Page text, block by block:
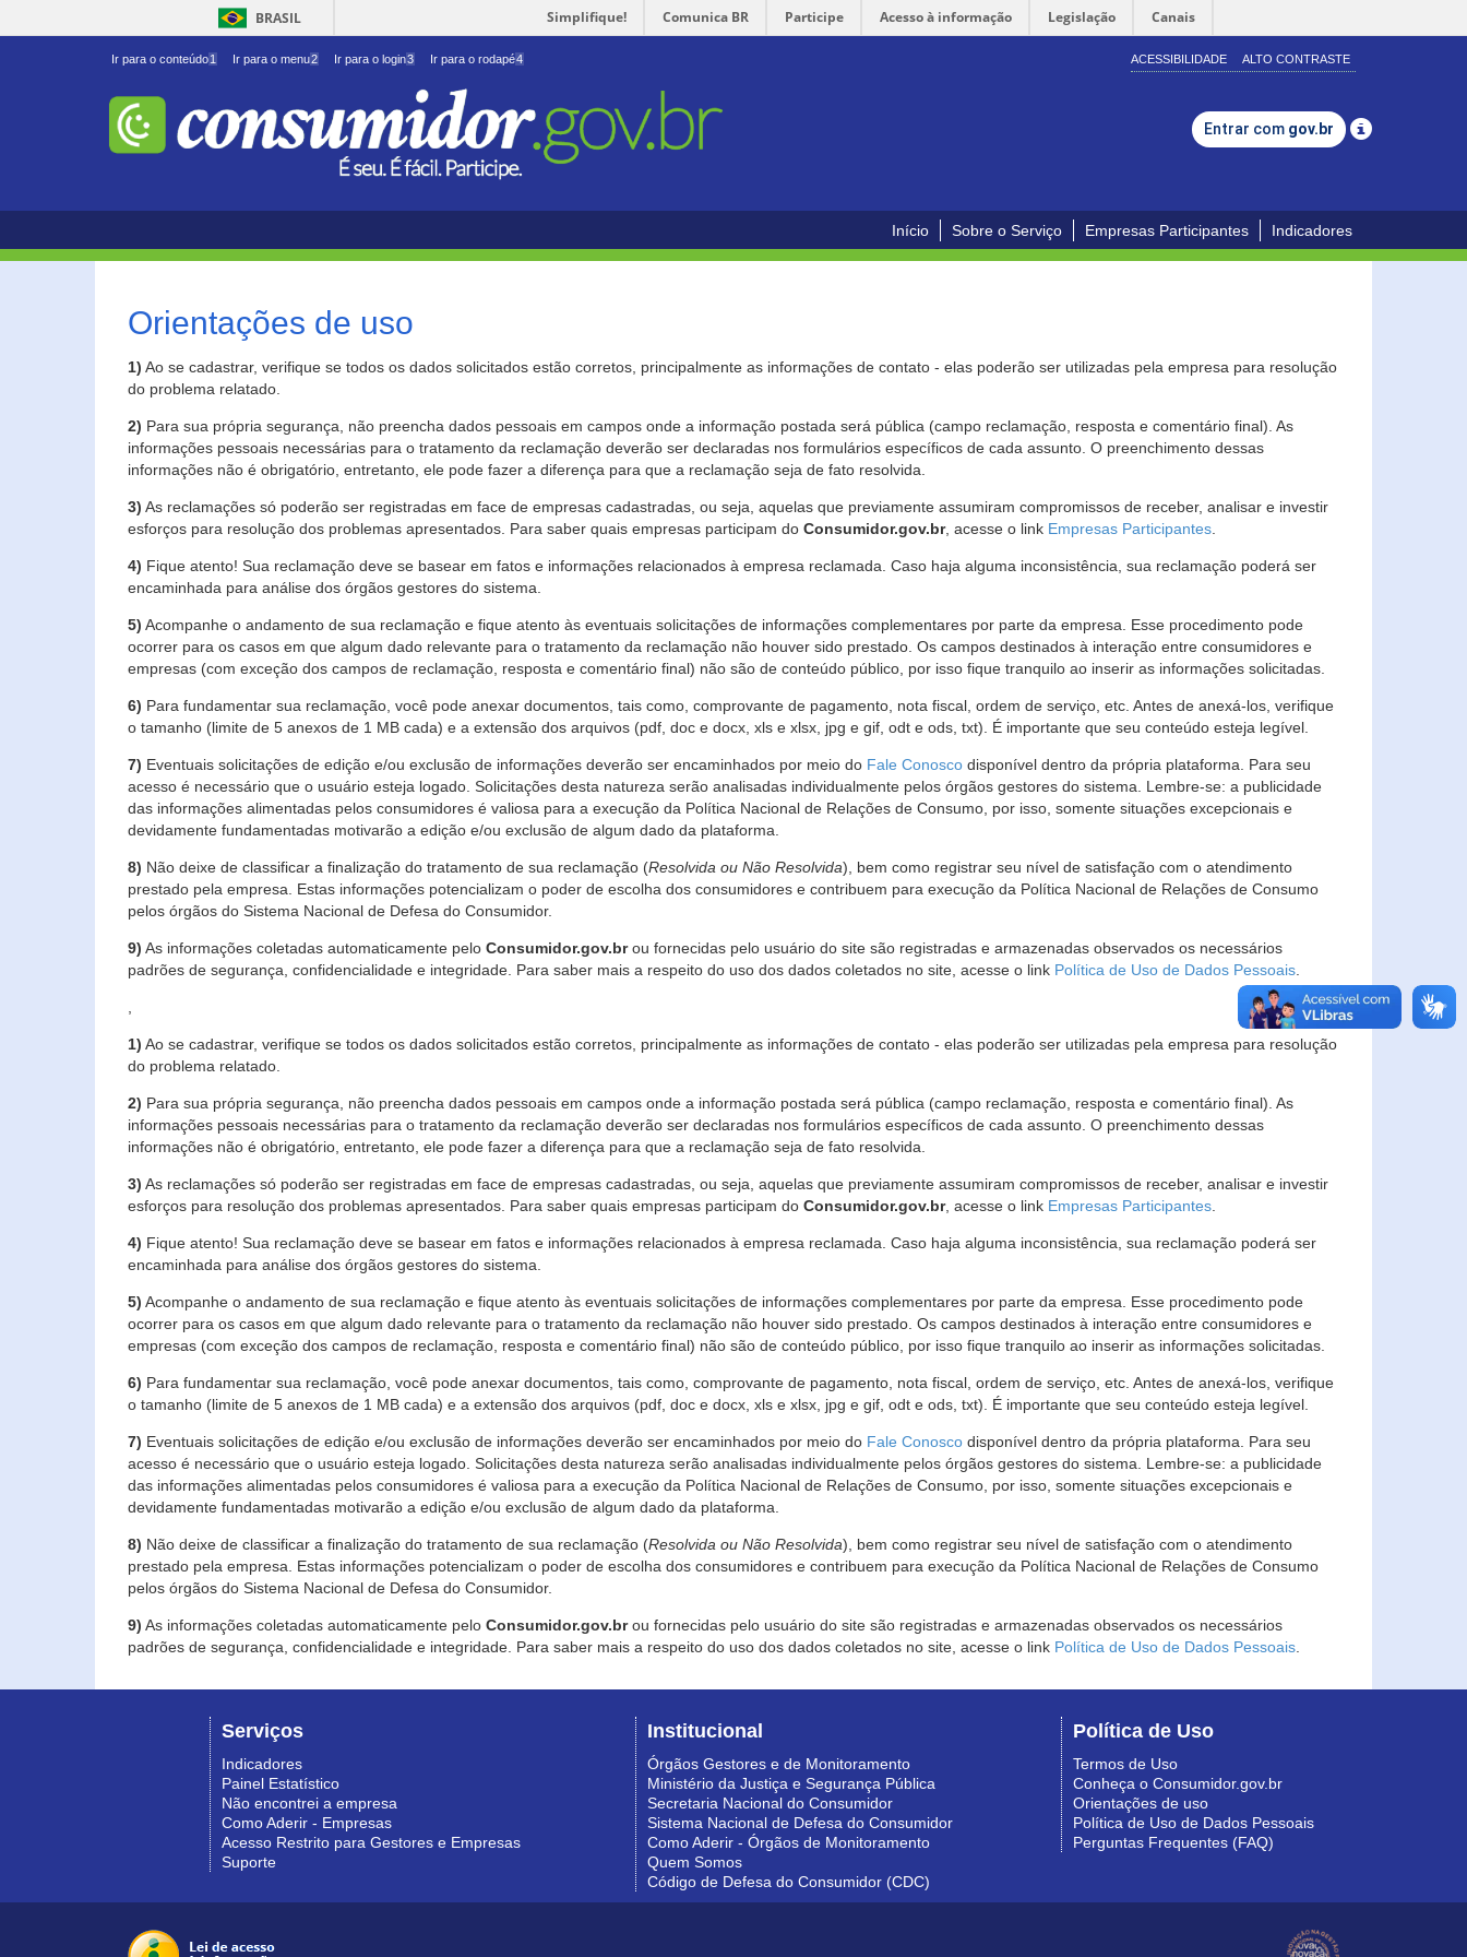
BRASIL Simplifique! Comunica BR Participe Acesso à informação Legislação Canais
Ir para o conteúdo1 Ir para o menu2 Ir para o login3 Ir para o rodapé4 ACESSIBILIDADE ALTO CONTRASTE
Entrar com gov.br
Início Sobre o Serviço Empresas Participantes Indicadores
Orientações de uso
1) Ao se cadastrar, verifique se todos os dados solicitados estão corretos, principalmente as informações de contato - elas poderão ser utilizadas pela empresa para resolução
do problema relatado.
2) Para sua própria segurança, não preencha dados pessoais em campos onde a informação postada será pública (campo reclamação, resposta e comentário final). As
informações pessoais necessárias para o tratamento da reclamação deverão ser declaradas nos formulários específicos de cada assunto. O preenchimento dessas
informações não é obrigatório, entretanto, ele pode fazer a diferença para que a reclamação seja de fato resolvida.
3) As reclamações só poderão ser registradas em face de empresas cadastradas, ou seja, aquelas que previamente assumiram compromissos de receber, analisar e investir
esforços para resolução dos problemas apresentados. Para saber quais empresas participam do Consumidor.gov.br, acesse o link Empresas Participantes
4) Fique atento! Sua reclamação deve se basear em fatos e informações relacionados à empresa reclamada. Caso haja alguma inconsistência, sua reclamação poderá ser
encaminhada para análise dos órgãos gestores do sistema.
5) Acompanhe o andamento de sua reclamação e fique atento às eventuais solicitações de informações complementares por parte da empresa. Esse procedimento pode
ocorrer para os casos em que algum dado relevante para o tratamento da reclamação não houver sido prestado. Os campos destinados à interação entre consumidores e
empresas (com exceção dos campos de reclamação, resposta e comentário final) não são de conteúdo público, por isso fique tranquilo ao inserir as informações solicitadas.
6) Para fundamentar sua reclamação, você pode anexar documentos, tais como, comprovante de pagamento, nota fiscal, ordem de serviço, etc. Antes de anexá-los, verifique
o tamanho (limite de 5 anexos de 1 MB cada) e a extensão dos arquivos (pdf, doc e docx, xls e xlsx, jpg e gif, odt e ods, txt). É importante que seu conteúdo esteja legível.
7) Eventuais solicitações de edição e/ou exclusão de informações deverão ser encaminhados por meio do Fale Conosco disponível dentro da própria plataforma. Para seu
acesso é necessário que o usuário esteja logado. Solicitações desta natureza serão analisadas individualmente pelos órgãos gestores do sistema. Lembre-se: a publicidade
das informações alimentadas pelos consumidores é valiosa para a execução da Política Nacional de Relações de Consumo, por isso, somente situações excepcionais e
devidamente fundamentadas motivarão a edição e/ou exclusão de algum dado da plataforma.
8) Não deixe de classificar a finalização do tratamento de sua reclamação (Resolvida ou Não Resolvida), bem como registrar seu nível de satisfação com o atendimento
prestado pela empresa. Estas informações potencializam o poder de escolha dos consumidores e contribuem para execução da Política Nacional de Relações de Consumo
pelos órgãos do Sistema Nacional de Defesa do Consumidor.
9) As informações coletadas automaticamente pelo Consumidor.gov.brou fornecidas pelo usuário do site são registradas e armazenadas observados os necessários
padrões de segurança, confidencialidade e integridade. Para saber mais a respeito do uso dos dados coletados no site, acesse o link Política de Uso de Dados Pessoais
1) Ao se cadastrar, verifique se todos os dados solicitados estão corretos, principalmente as informações de contato - elas poderão ser utilizadas pela empresa para resolução
do problema relatado.
2) Para sua própria segurança, não preencha dados pessoais em campos onde a informação postada será pública (campo reclamação, resposta e comentário final). As
informações pessoais necessárias para o tratamento da reclamação deverão ser declaradas nos formulários específicos de cada assunto. O preenchimento dessas
informações não é obrigatório, entretanto, ele pode fazer a diferença para que a reclamação seja de fato resolvida.
3) As reclamações só poderão ser registradas em face de empresas cadastradas, ou seja, aquelas que previamente assumiram compromissos de receber, analisar e investir
esforços para resolução dos problemas apresentados. Para saber quais empresas participam do Consumidor.gov.br, acesse o link Empresas Participantes
4) Fique atento! Sua reclamação deve se basear em fatos e informações relacionados à empresa reclamada. Caso haja alguma inconsistência, sua reclamação poderá ser
encaminhada para análise dos órgãos gestores do sistema.
5) Acompanhe o andamento de sua reclamação e fique atento às eventuais solicitações de informações complementares por parte da empresa. Esse procedimento pode
ocorrer para os casos em que algum dado relevante para o tratamento da reclamação não houver sido prestado. Os campos destinados à interação entre consumidores e
empresas (com exceção dos campos de reclamação, resposta e comentário final) não são de conteúdo público, por isso fique tranquilo ao inserir as informações solicitadas.
6) Para fundamentar sua reclamação, você pode anexar documentos, tais como, comprovante de pagamento, nota fiscal, ordem de serviço, etc. Antes de anexá-los, verifique
o tamanho (limite de 5 anexos de 1 MB cada) e a extensão dos arquivos (pdf, doc e docx, xls e xlsx, jpg e gif, odt e ods, txt). É importante que seu conteúdo esteja legível.
7) Eventuais solicitações de edição e/ou exclusão de informações deverão ser encaminhados por meio do Fale Conosco disponível dentro da própria plataforma. Para seu
acesso é necessário que o usuário esteja logado. Solicitações desta natureza serão analisadas individualmente pelos órgãos gestores do sistema. Lembre-se: a publicidade
das informações alimentadas pelos consumidores é valiosa para a execução da Política Nacional de Relações de Consumo, por isso, somente situações excepcionais e
devidamente fundamentadas motivarão a edição e/ou exclusão de algum dado da plataforma.
8) Não deixe de classificar a finalização do tratamento de sua reclamação (Resolvida ou Não Resolvida), bem como registrar seu nível de satisfação com o atendimento
prestado pela empresa. Estas informações potencializam o poder de escolha dos consumidores e contribuem para execução da Política Nacional de Relações de Consumo
pelos órgãos do Sistema Nacional de Defesa do Consumidor.
9) As informações coletadas automaticamente pelo Consumidor.gov.brou fornecidas pelo usuário do site são registradas e armazenadas observados os necessários
padrões de segurança, confidencialidade e integridade. Para saber mais a respeito do uso dos dados coletados no site, acesse o link Política de Uso de Dados Pessoais
Serviços
Indicadores
Painel Estatístico
Não encontrei a empresa
Como Aderir - Empresas
Acesso Restrito para Gestores e Empresas
Suporte
Institucional
Órgãos Gestores e de Monitoramento
Ministério da Justiça e Segurança Pública
Secretaria Nacional do Consumidor
Sistema Nacional de Defesa do Consumidor
Como Aderir - Órgãos de Monitoramento
Quem Somos
Código de Defesa do Consumidor (CDC)
Política de Uso
Termos de Uso
Conheça o Consumidor.gov.br
Orientações de uso
Política de Uso de Dados Pessoais
Perguntas Frequentes (FAQ)